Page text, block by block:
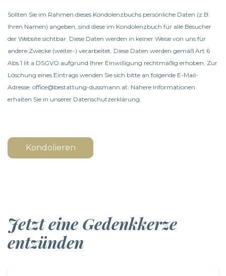
Sollten Sie im Rahmen dieses Kondolenzbuchs persönliche Daten (z.B.
Ihren Namen) angeben, sind diese im Kondolenzbuch für alle Besucher
der Website sichtbar. Diese Daten werden in keiner Weise von uns für
andere Zwecke (weiter-) verarbeitet. Diese Daten werden gemäß Art 6
Abs 1 lit a DSGVO aufgrund Ihrer Einwilligung rechtmäßig erhoben. Zur
Löschung eines Eintrags wenden Sie sich bitte an folgende E-Mail-
Adresse: office@bestattung-dussmann.at. Nähere Informationen
erhalten Sie in unserer Datenschutzerklärung
Kondolieren
Jetzt eine Gedenkkerze
entzünden